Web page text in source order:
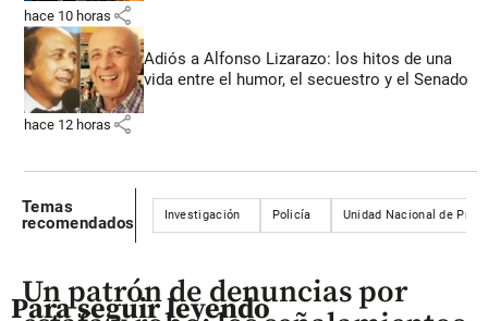
hace 10 horas share
Adiós a Alfonso Lizarazo: los hitos de una
vida entre el humor, el secuestro y el Senado
hace 12 horas share
Temas
recomendados
Investigación Policía Unidad Nacional de
Para seguir leyendo
Un patrón de denuncias por